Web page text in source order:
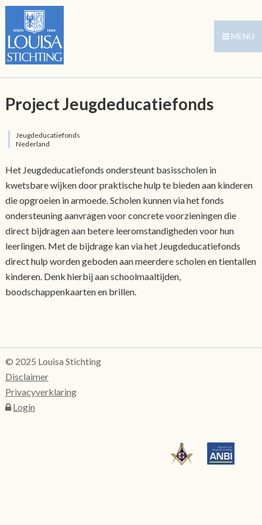
MENU
Project Jeugdeducatiefonds
Jeugdeducatiefonds
Nederland
Het Jeugdeducatiefonds ondersteunt basisscholen in
kwetsbare wijken door praktische hulp te bieden aan kinderen
die opgroeien in armoede. Scholen kunnen via het fonds
ondersteuning aanvragen voor concrete voorzieningen die
direct bijdragen aan betere leeromstandigheden voor hun
leerlingen. Met de bijdrage kan via het Jeugdeducatiefonds
direct hulp worden geboden aan meerdere scholen en tientallen
kinderen. Denk hierbij aan schoolmaaltijden,
boodschappenkaarten en brillen.
© 2025 Louisa Stichting
Disclaimer
Privacyverklaring
Login